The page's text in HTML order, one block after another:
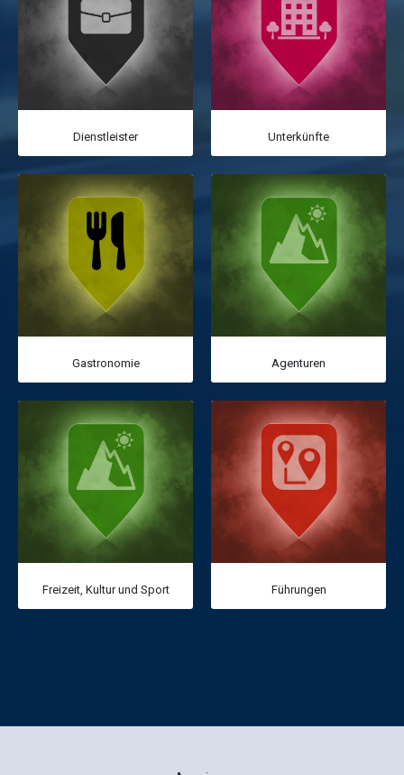
Dienstleister Unterkünfte
Gastronomie Agenturen
Freizeit, Kultur und Sport Führungen